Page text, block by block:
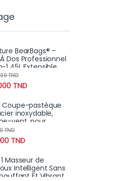
BearBags® –
Dos Professionnel
1 45L Extensible
Avec
USB
TND
TND
Coupe-pastèque
inoxydable,
vent, pour
fruits
TND
TND
Masseur de
Intelligent Sans
Et Vibrant